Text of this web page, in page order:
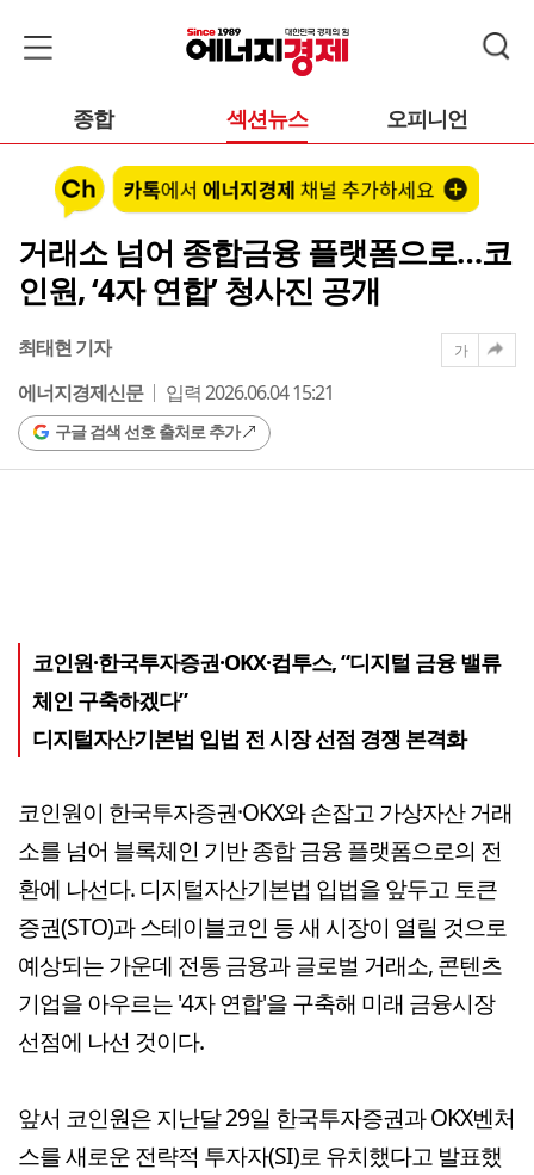
종합 섹션뉴스 오피니언
거래소 넘어 종합금융 플랫폼으로…코
인원, ‘4자 연합’ 청사진 공개
최태현 기자
에너지경제신문
입력 2026.06.04 15:21
구글 검색 선호 출처로 추가
가
코인원·한국투자증권·OKX·컴투스, “디지털 금융 밸류
체인 구축하겠다”
디지털자산기본법 입법 전 시장 선점 경쟁 본격화
코인원이 한국투자증권·OKX와 손잡고 가상자산 거래
소를 넘어 블록체인 기반 종합 금융 플랫폼으로의 전
환에 나선다. 디지털자산기본법 입법을 앞두고 토큰
증권(STO)과 스테이블코인 등 새 시장이 열릴 것으로
예상되는 가운데 전통 금융과 글로벌 거래소, 콘텐츠
기업을 아우르는 '4자 연합'을 구축해 미래 금융시장
선점에 나선 것이다.
앞서 코인원은 지난달 29일 한국투자증권과 OKX벤처
스를 새로운 전략적 투자자(SI)로 유치했다고 발표했